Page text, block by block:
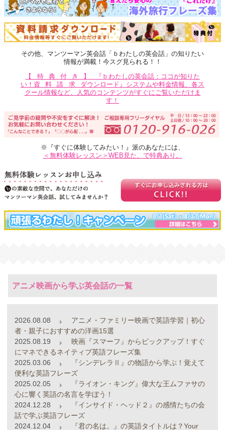
その他、マンツーマン英会話「ｂわたしの英会話」の知りたい
情報が満載！今スグ見られる！！
【特典付き】
『ｂわたしの英会話：ココが知りた
い！ 資料請求 ダウンロード』システムや料金情報、各ス
クール情報など、人気のコンテンツがすぐにご覧いただけま
す！
※『すぐに体験してみたい！』派のあなたには、
＜無料体験レッスン＞WEB見た、で特典あり。
アニメ映画から学ぶ英会話の一覧
2026.08.08
アニメ・ファミリー映画で英語学習｜初心
者・親子におすすめの洋画15選
2025.08.19
映画『スマーフ』からピックアップ！すぐ
にマネできるネイティブ英語フレーズ集
2025.03.06
『シンデレラⅡ』の物語から学ぶ！覚えて
便利な英語フレーズ
2025.02.05
『ライオン・キング』偉大な王ムファサの
心に響く英語の名言を学ぼう！
2024.12.28
『インサイド・ヘッド２』の感情たちの会
話で学ぶ英語フレーズ
2024.12.04
『君の名は。』の英語タイトルは？Your